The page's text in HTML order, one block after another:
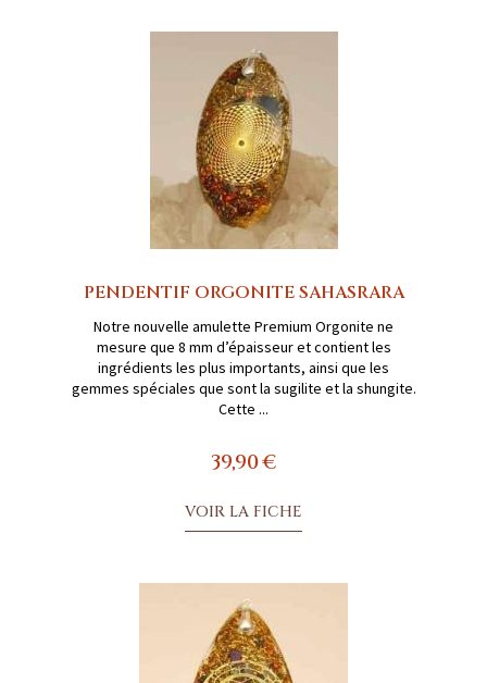
PENDENTIF ORGONITE SAHASRARA
Notre nouvelle amulette Premium Orgonite ne
mesure que 8 mm d’épaisseur et contient les
ingrédients les plus importants, ainsi que les
gemmes spéciales que sont la sugilite et la shungite.
Cette ...
39,90 €
VOIR LA FICHE